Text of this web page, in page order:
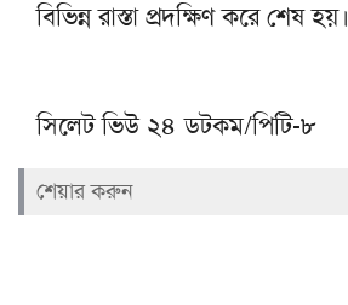
বিভিন্ন রাস্তা প্রদক্ষিণ করে শেষ হয়।
সিলেট ভিউ ২৪ ডটকম/পিটি-৮
শেয়ার করুন